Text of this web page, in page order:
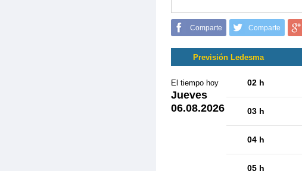
Comparte Comparte
Previsión Ledesma
El tiempo hoy
Jueves
06.08.2026
02 h
03 h
04 h
05 h